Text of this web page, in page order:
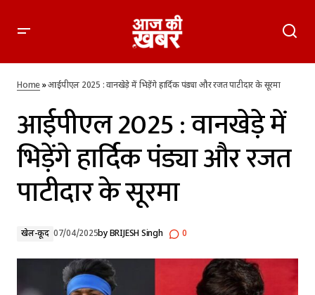
सूरमा
Home»आईपीएल 2025 : वानखेड़े में भिड़ेंगे हार्दिक पंड्या और रजत पाटीदार के सूरमा
आईपीएल 2025 : वानखेड़े में
भिड़ेंगे हार्दिक पंड्या और रजत
पाटीदार के सूरमा
खेल-कूद 07/04/2025byBRIJESH Singh 0